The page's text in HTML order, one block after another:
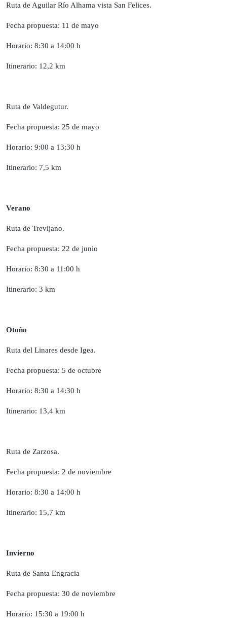
Ruta de Aguilar Río Alhama vista San Felices.
Fecha propuesta: 11 de mayo
Horario: 8:30 a 14:00 h
Itinerario: 12,2 km
Ruta de Valdegutur.
Fecha propuesta: 25 de mayo
Horario: 9:00 a 13:30 h
Itinerario: 7,5 km
Verano
Ruta de Trevijano.
Fecha propuesta: 22 de junio
Horario: 8:30 a 11:00 h
Itinerario: 3 km
Otoño
Ruta del Linares desde Igea.
Fecha propuesta: 5 de octubre
Horario: 8:30 a 14:30 h
Itinerario: 13,4 km
Ruta de Zarzosa.
Fecha propuesta: 2 de noviembre
Horario: 8:30 a 14:00 h
Itinerario: 15,7 km
Invierno
Ruta de Santa Engracia
Fecha propuesta: 30 de noviembre
Horario: 15:30 a 19:00 h